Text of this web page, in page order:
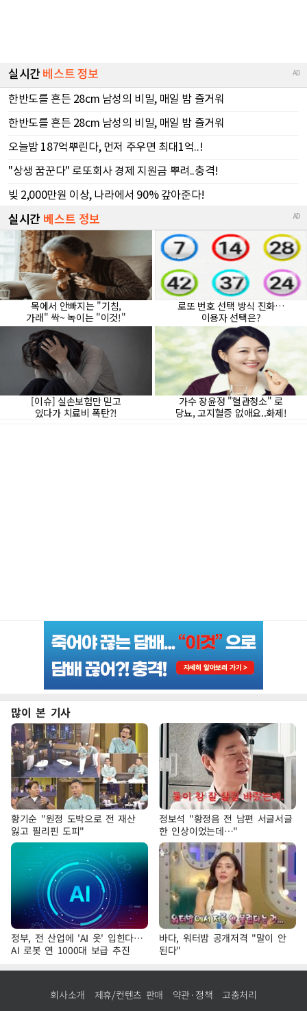
많이 본 기사
황기순 "원정 도박으로 전 재산
잃고 필리핀 도피"
정보석 "황정음 전 남편 서글서글
한 인상이었는데…"
정부, 전 산업에 'AI 옷' 입힌다…
AI 로봇 연 1000대 보급 추진
바다, 워터밤 공개저격 "말이 안
된다"
회사소개 제휴/컨텐츠 판매 약관·정책 고충처리